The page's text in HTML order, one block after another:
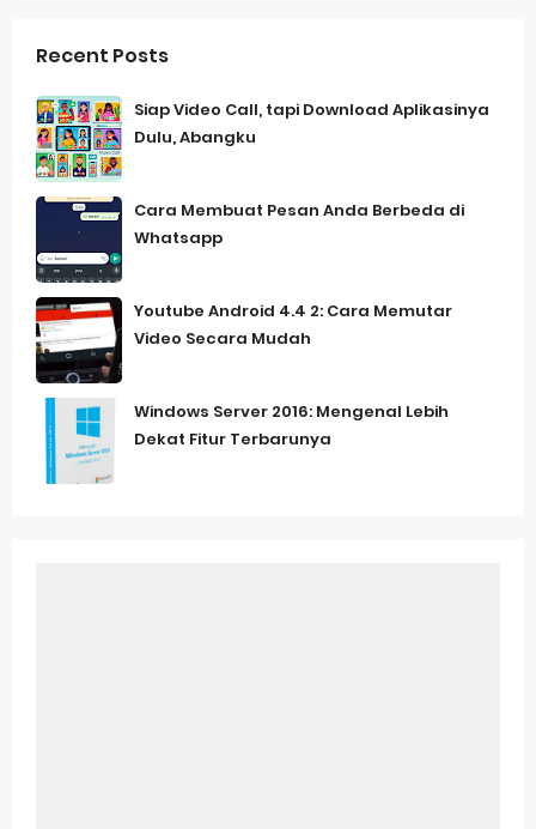
Recent Posts
Siap Video Call, tapi Download Aplikasinya
Dulu, Abangku
Cara Membuat Pesan Anda Berbeda di
Whatsapp
Youtube Android 4.4 2: Cara Memutar
Video Secara Mudah
Windows Server 2016: Mengenal Lebih
Dekat Fitur Terbarunya